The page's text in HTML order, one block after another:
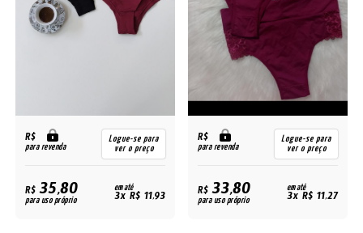
R$
para revenda
Logue-se para
ver o preço
R$35,80
para uso próprio
em até
3x R$ 11,93
R$
para revenda
Logue-se para
ver o preço
R$33,80
para uso próprio
em até
3x R$ 11,27